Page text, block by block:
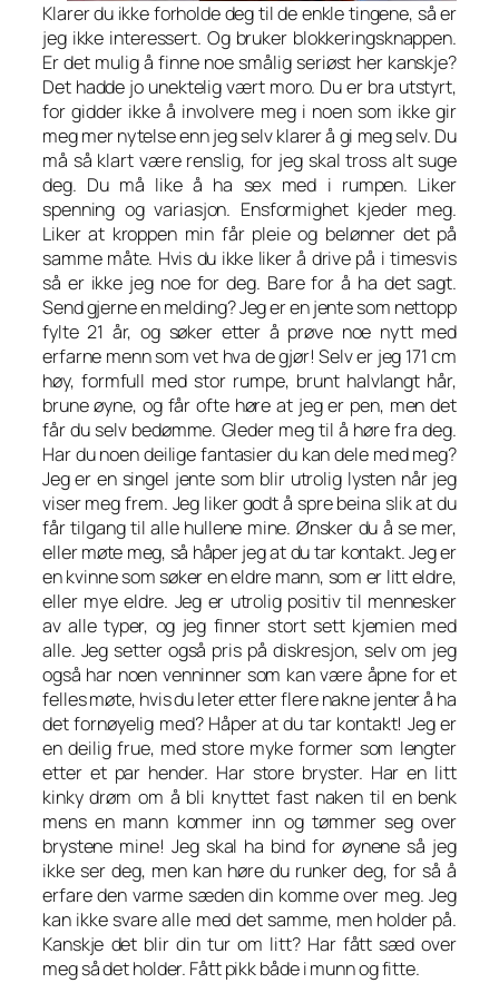
Klarer du ikke forholde deg til de enkle tingene, så er
jeg ikke interessert. Og bruker blokkeringsknappen.
Er det mulig å finne noe smålig seriøst her kanskje?
Det hadde jo unektelig vært moro. Du er bra utstyrt,
for gidder ikke å involvere meg i noen som ikke gir
meg mer nytelse enn jeg selv klarer å gi meg selv. Du
må så klart være renslig, for jeg skal tross alt suge
deg. Du må like å ha sex med i rumpen. Liker
spenning og variasjon. Ensformighet kjeder meg.
Liker at kroppen min får pleie og belønner det på
samme måte. Hvis du ikke liker å drive på i timesvis
så er ikke jeg noe for deg. Bare for å ha det sagt.
Send gjerne en melding? Jeg er en jente som nettopp
fylte 21 år, og søker etter å prøve noe nytt med
erfarne menn som vet hva de gjør! Selv er jeg 171 cm
høy, formfull med stor rumpe, brunt halvlangt hår,
brune øyne, og får ofte høre at jeg er pen, men det
får du selv bedømme. Gleder meg til å høre fra deg.
Har du noen deilige fantasier du kan dele med meg?
Jeg er en singel jente som blir utrolig lysten når jeg
viser meg frem. Jeg liker godt å spre beina slik at du
får tilgang til alle hullene mine. Ønsker du å se mer,
eller møte meg, så håper jeg at du tar kontakt. Jeg er
en kvinne som søker en eldre mann, som er litt eldre,
eller mye eldre. Jeg er utrolig positiv til mennesker
av alle typer, og jeg finner stort sett kjemien med
alle. Jeg setter også pris på diskresjon, selv om jeg
også har noen venninner som kan være åpne for et
felles møte, hvis du leter etter flere nakne jenter å ha
det fornøyelig med? Håper at du tar kontakt! Jeg er
en deilig frue, med store myke former som lengter
etter et par hender. Har store bryster. Har en litt
kinky drøm om å bli knyttet fast naken til en benk
mens en mann kommer inn og tømmer seg over
brystene mine! Jeg skal ha bind for øynene så jeg
ikke ser deg, men kan høre du runker deg, for så å
erfare den varme sæden din komme over meg. Jeg
kan ikke svare alle med det samme, men holder på.
Kanskje det blir din tur om litt? Har fått sæd over
meg så det holder. Fått pikk både i munn og fitte.